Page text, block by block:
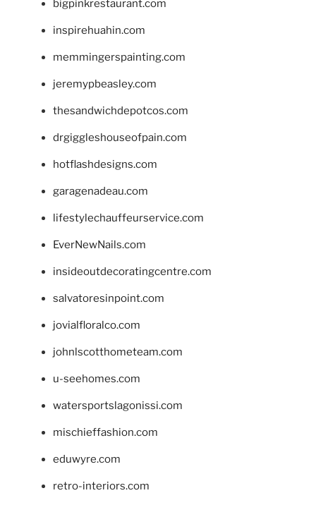
bigpinkrestaurant.com
inspirehuahin.com
memmingerspainting.com
jeremypbeasley.com
thesandwichdepotcos.com
drgiggleshouseofpain.com
hotflashdesigns.com
garagenadeau.com
lifestylechauffeurservice.com
EverNewNails.com
insideoutdecoratingcentre.com
salvatoresinpoint.com
jovialfloralco.com
johnlscotthometeam.com
u-seehomes.com
watersportslagonissi.com
mischieffashion.com
eduwyre.com
retro-interiors.com